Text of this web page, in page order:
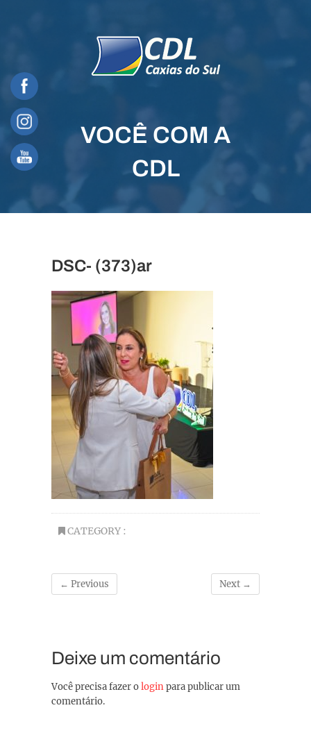
VOCÊ COM A
CDL
DSC- (373)ar
CATEGORY :
← Previous Next →
Deixe um comentário
Você precisa fazer ologinpara publicar um
comentário.